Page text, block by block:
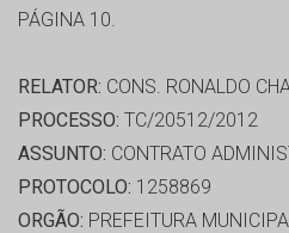
PÁGINA 10.
RELATOR: CONS. RONALDO
PROCESSO: TC/20512/2012
ASSUNTO: CONTRATO
PROTOCOLO: 1258869
ORGÃO: PREFEITURA